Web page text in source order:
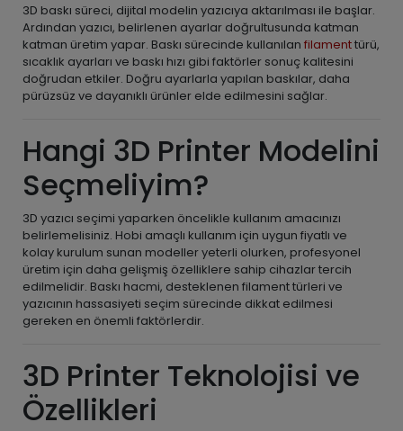
3D baskı süreci, dijital modelin yazıcıya aktarılması ile başlar.
Ardından yazıcı, belirlenen ayarlar doğrultusunda katman
katman üretim yapar. Baskı sürecinde kullanılan filamenttürü,
sıcaklık ayarları ve baskı hızı gibi faktörler sonuç kalitesini
doğrudan etkiler. Doğru ayarlarla yapılan baskılar, daha
pürüzsüz ve dayanıklı ürünler elde edilmesini sağlar.
Hangi 3D Printer Modelini
Seçmeliyim?
3D yazıcı seçimi yaparken öncelikle kullanım amacınızı
belirlemelisiniz. Hobi amaçlı kullanım için uygun fiyatlı ve
kolay kurulum sunan modeller yeterli olurken, profesyonel
üretim için daha gelişmiş özelliklere sahip cihazlar tercih
edilmelidir. Baskı hacmi, desteklenen filament türleri ve
yazıcının hassasiyeti seçim sürecinde dikkat edilmesi
gereken en önemli faktörlerdir.
3D Printer Teknolojisi ve
Özellikleri